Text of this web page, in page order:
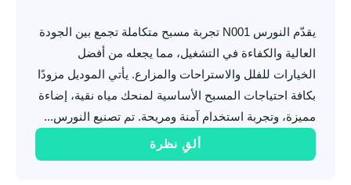
يقدّم النورس N001 تجربة مسبح متكاملة تجمع بين الجودة
العالية والكفاءة في التشغيل، مما يجعله من أفضل
الخيارات للفلل والاستراحات والمزارع. يأتي الموديل مزودًا
بكافة احتياجات المسبح الأساسية لمنحك مياه نقية، إضاءة
مميزة، وتجربة استخدام آمنة ومريحة. تم تصنيع النورس...
ألقِ نظرة